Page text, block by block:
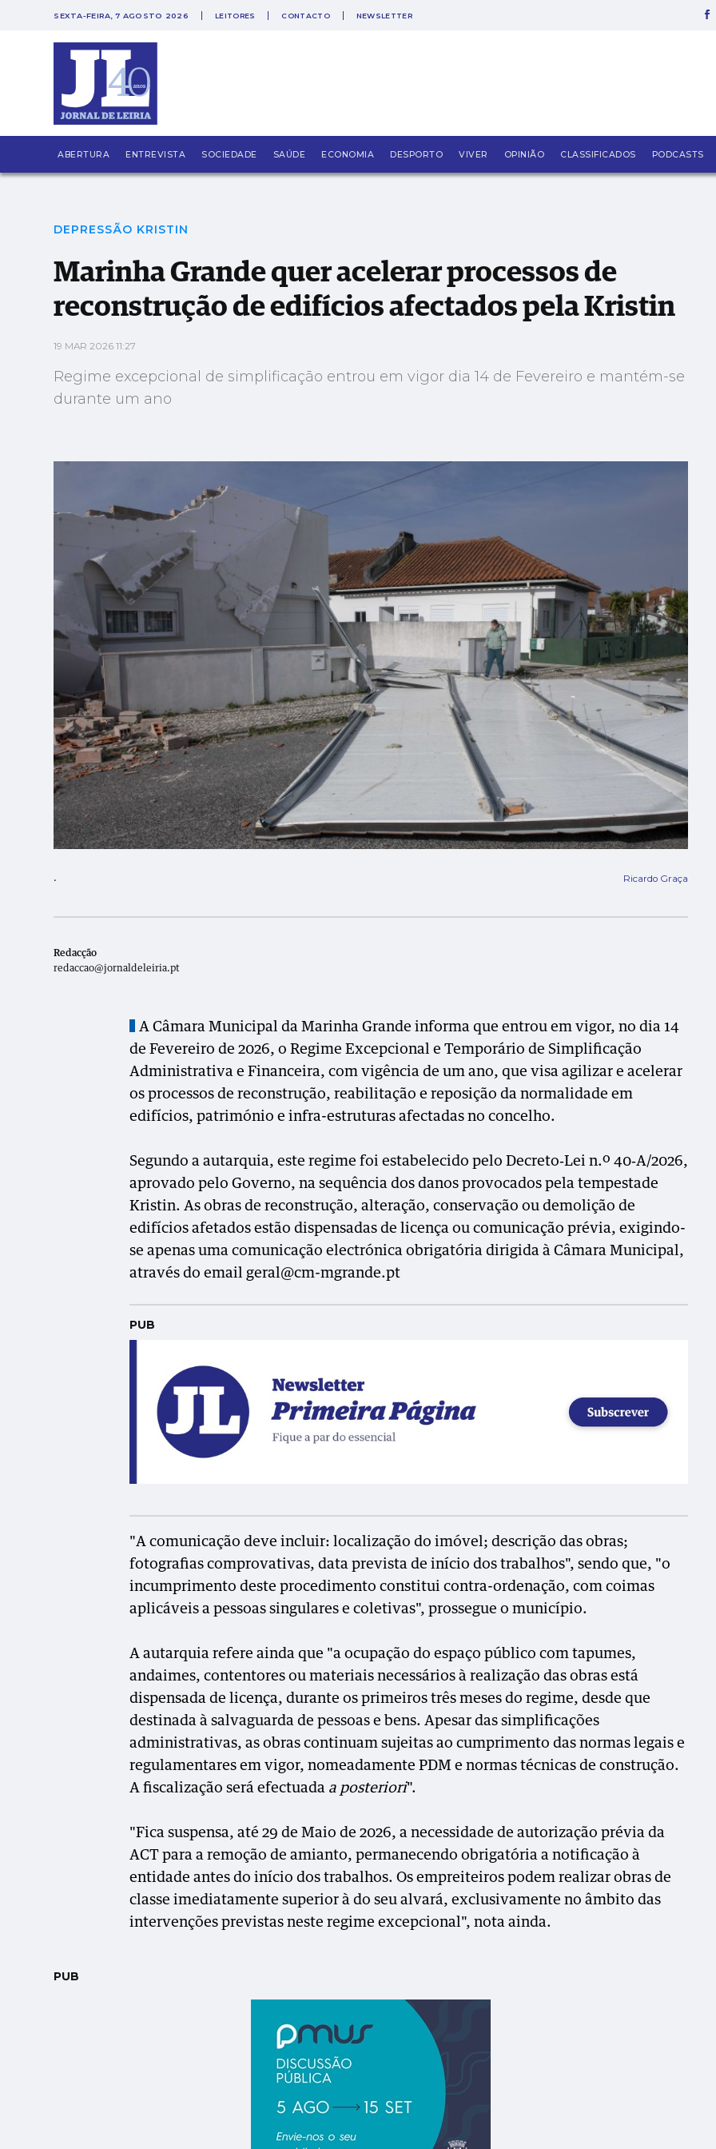
SEXTA-FEIRA, 7 AGOSTO 2026 LEITORES CONTACTO NEWSLETTER
ABERTURA ENTREVISTA SOCIEDADE SAÚDE ECONOMIA DESPORTO VIVER OPINIÃO CLASSIFICADOS PODCASTS
Marinha Grande quer acelerar processos de reconstrução de edifícios afectados pela Kristin
DEPRESSÃO KRISTIN
Marinha Grande quer acelerar processos de
reconstrução de edifícios afectados pela Kristin
19 MAR 2026 11:27
Regime excepcional de simplificação entrou em vigor dia 14 de Fevereiro e mantém-se
durante um ano
. Ricardo Graça
Redacção
redaccao@jornaldeleiria.pt
A Câmara Municipal da Marinha Grande informa que entrou em vigor, no dia 14
de Fevereiro de 2026, o Regime Excepcional e Temporário de Simplificação
Administrativa e Financeira, com vigência de um ano, que visa agilizar e acelerar
os processos de reconstrução, reabilitação e reposição da normalidade em
edifícios, património e infra-estruturas afectadas no concelho.
Segundo a autarquia, este regime foi estabelecido pelo Decreto‑Lei n.º 40‑A/2026,
aprovado pelo Governo, na sequência dos danos provocados pela tempestade
Kristin. As obras de reconstrução, alteração, conservação ou demolição de
edifícios afetados estão dispensadas de licença ou comunicação prévia, exigindo-
se apenas uma comunicação electrónica obrigatória dirigida à Câmara Municipal,
através do email geral@cm-mgrande.pt
PUB
"A comunicação deve incluir: localização do imóvel; descrição das obras;
fotografias comprovativas, data prevista de início dos trabalhos", sendo que, "o
incumprimento deste procedimento constitui contra-ordenação, com coimas
aplicáveis a pessoas singulares e coletivas", prossegue o município.
A autarquia refere ainda que "a ocupação do espaço público com tapumes,
andaimes, contentores ou materiais necessários à realização das obras está
dispensada de licença, durante os primeiros três meses do regime, desde que
destinada à salvaguarda de pessoas e bens. Apesar das simplificações
administrativas, as obras continuam sujeitas ao cumprimento das normas legais e
regulamentares em vigor, nomeadamente PDM e normas técnicas de construção.
A fiscalização será efectuada a posteriori".
"Fica suspensa, até 29 de Maio de 2026, a necessidade de autorização prévia da
ACT para a remoção de amianto, permanecendo obrigatória a notificação à
entidade antes do início dos trabalhos. Os empreiteiros podem realizar obras de
classe imediatamente superior à do seu alvará, exclusivamente no âmbito das
intervenções previstas neste regime excepcional", nota ainda.
PUB